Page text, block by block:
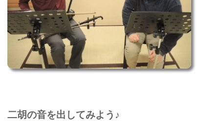
二胡の音を出してみよう♪